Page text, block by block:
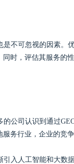
不可忽视的因素
时，评估其服务的
公司认识到通过
务行业，企业的竞
引入人工智能和大